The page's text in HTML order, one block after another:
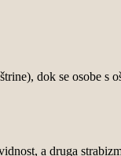
dok se osobe s
a druga